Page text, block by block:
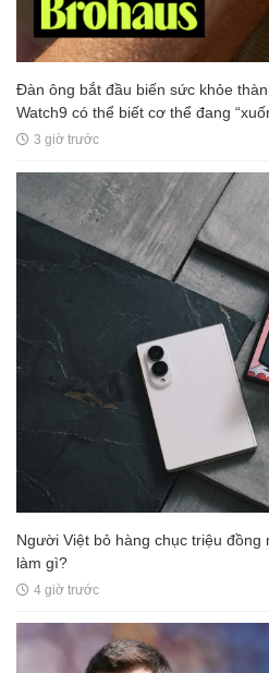
Đàn ông bắt đầu biến sức khỏe
Watch9 có thể biết cơ thể đang
3 giờ trước
Người Việt bỏ hàng chục triệu đồng
làm gì?
4 giờ trước